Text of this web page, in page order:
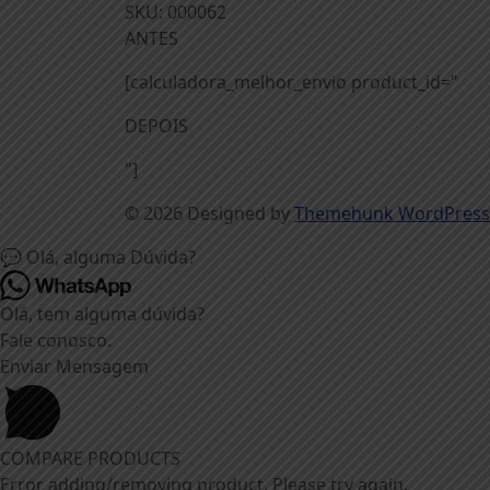
SKU: 000062
ANTES
[calculadora_melhor_envio product_id="
DEPOIS
"]
© 2026 Designed byThemehunk
💬 Olá, alguma Dúvida?
Olá, tem alguma dúvida?
Fale conosco.
Enviar Mensagem
COMPARE PRODUCTS
Error adding/removing product. Please try again.